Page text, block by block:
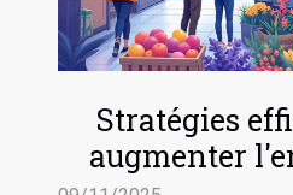
Stratégies
augmenter